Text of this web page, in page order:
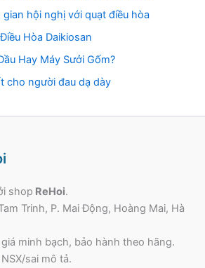
hội nghị với quạt điều hòa
Hòa Daikiosan
Hay Máy Sưởi Gốm?
cho người đau dạ dày
shop ReHoi.
Trinh, P. Mai Động, Hoàng Mai, Hà
minh bạch, bảo hành theo hãng.
sai mô tả.